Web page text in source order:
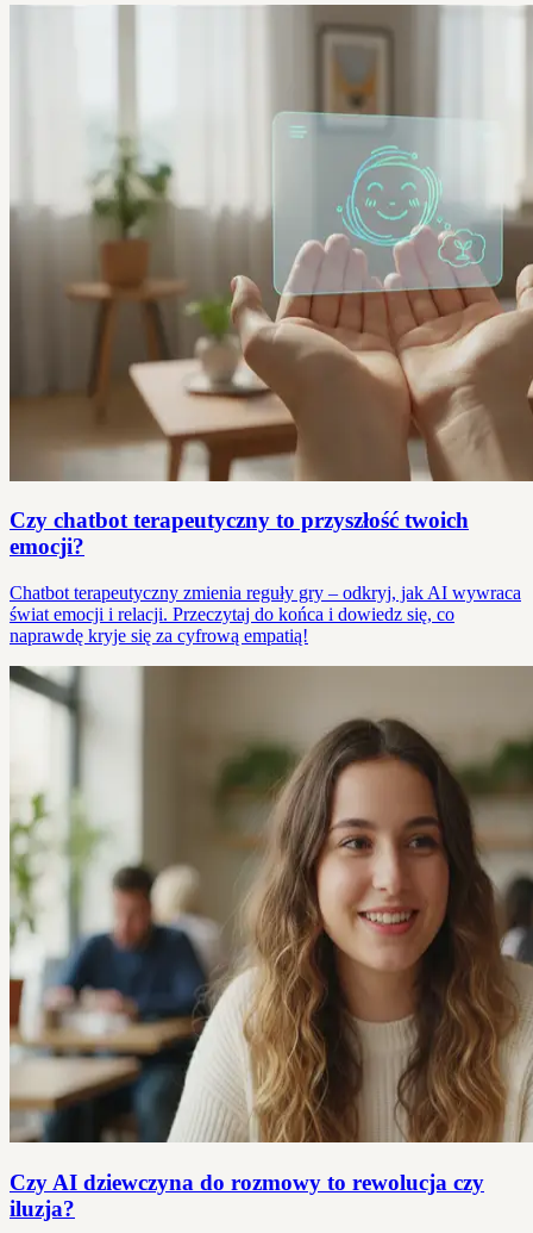
Czy chatbot terapeutyczny to przyszłość twoich
emocji?
Chatbot terapeutyczny zmienia reguły gry – odkryj, jak AI wywraca
świat emocji i relacji. Przeczytaj do końca i dowiedz się, co
naprawdę kryje się za cyfrową empatią!
Czy AI dziewczyna do rozmowy to rewolucja czy
iluzja?